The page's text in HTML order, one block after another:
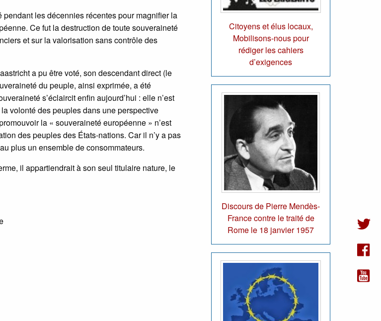
les décennies récentes pour magnifier la
Ce fut la destruction de toute souveraineté
et sur la valorisation sans contrôle des
a pu être voté, son descendant direct (le
du peuple, ainsi exprimée, a été
s’éclaircit enfin aujourd’hui : elle n’est
volonté des peuples dans une perspective
la « souveraineté européenne » n’est
des peuples des États-nations. Car il n’y a pas
plus un ensemble de consommateurs.
il appartiendrait à son seul titulaire nature, le
Citoyens et élus locaux,
Mobilisons-nous pour
rédiger les cahiers
d’exigences
Discours de Pierre Mendès-
France contre le traité de
Rome le 18 janvier 1957